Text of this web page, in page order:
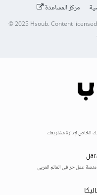
مركز المساعدة
© 2025Hsoub.Content